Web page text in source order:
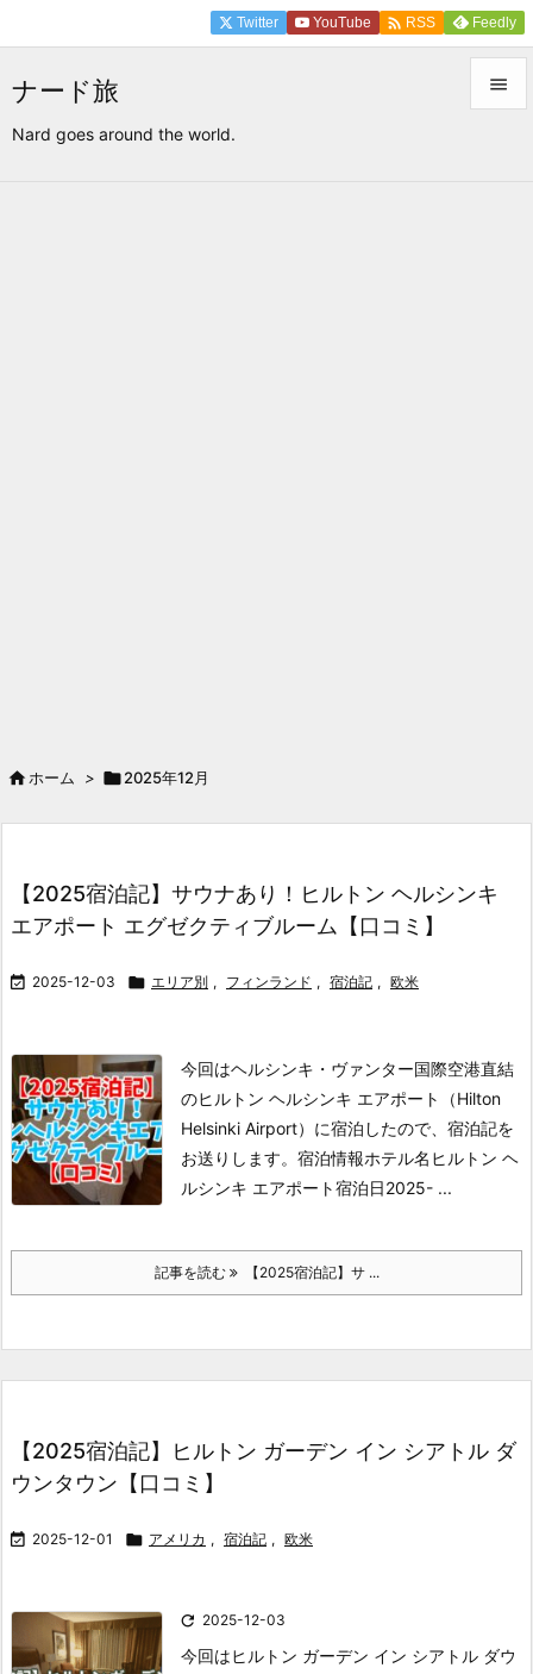
ナード旅
Nard goes around the world.

Twitter YouTube  RSS Feedly
 ホーム > 2025年12月
【2025宿泊記】サウナあり！ヒルトン ヘルシンキ
エアポート エグゼクティブルーム【口コミ】
 2025-12-03  エリア別 , フィンランド , 宿泊記 , 欧米
今回はヘルシンキ・ヴァンター国際空港直結
のヒルトン ヘルシンキ エアポート（Hilton
Helsinki Airport）に宿泊したので、宿泊記を
お送りします。 宿泊情報ホテル名ヒルトン ヘ
ルシンキ エアポート宿泊日2025- ...
記事を読む 【2025宿泊記】サ ...
【2025宿泊記】ヒルトン ガーデン イン シアトル ダ
ウンタウン【口コミ】
 2025-12-01  アメリカ , 宿泊記 , 欧米
 2025-12-03
今回はヒルトン ガーデン イン シアトル ダウ